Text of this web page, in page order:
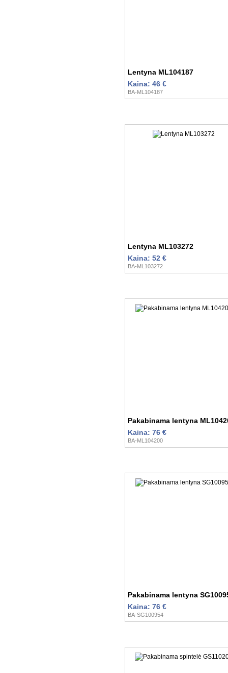
Lentyna ML104187
Kaina: 46 €
BA-ML104187
Lentyna ML103272
Kaina: 52 €
BA-ML103272
Pakabinama lentyna
Kaina: 76 €
BA-ML104200
Pakabinama lentyna
Kaina: 76 €
BA-SG100954